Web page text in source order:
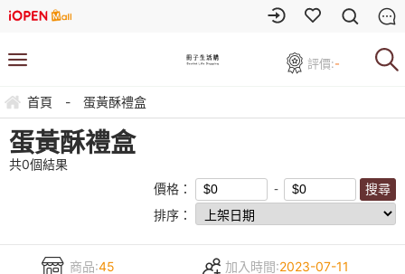
評價:-
首頁 - 蛋黃酥禮盒
蛋黃酥禮盒
共0個結果
價格：
排序：
商品:45 加入時間:2023-07-11